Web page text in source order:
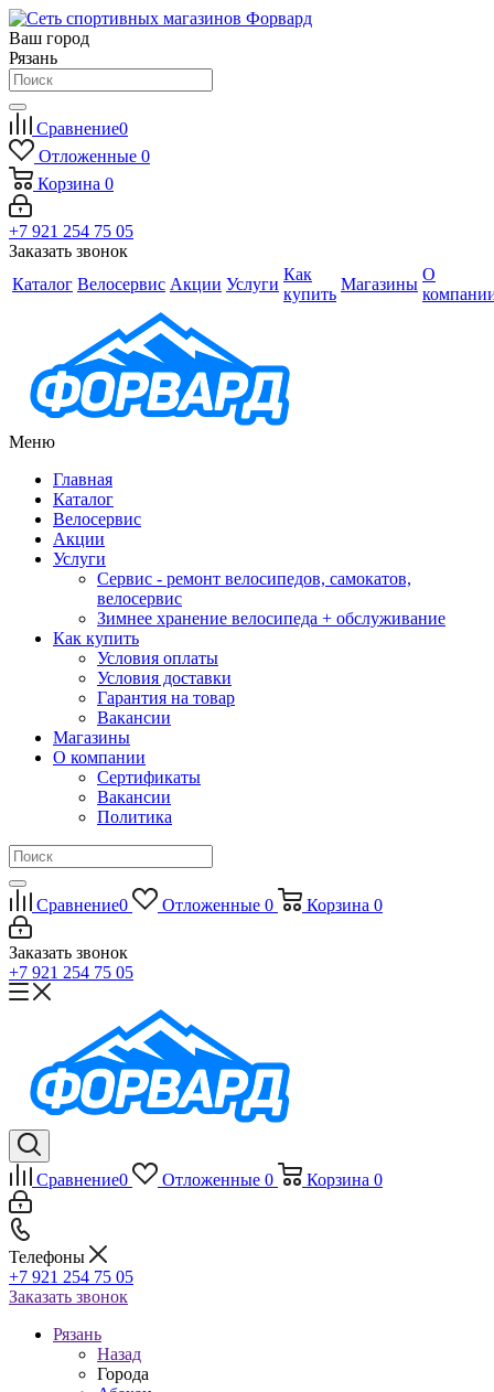
Ваш город
Рязань
Сравнение0
Отложенные 0
Корзина 0
+7 921 254 75 05
Заказать звонок
Каталог Велосервис Акции Услуги
Как
купить
Магазины
О
Меню
Главная
Каталог
Велосервис
Акции
Услуги
Сервис - ремонт велосипедов, самокатов,
велосервис
Зимнее хранение велосипеда + обслуживание
Как купить
Условия оплаты
Условия доставки
Гарантия на товар
Вакансии
Магазины
О компании
Сертификаты
Вакансии
Политика
Сравнение0 Отложенные 0 Корзина 0
Заказать звонок
+7 921 254 75 05
Сравнение0 Отложенные 0 Корзина 0
Телефоны
+7 921 254 75 05
Заказать звонок
Рязань
Назад
Города